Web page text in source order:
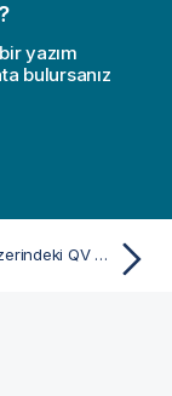
yazım
bulursanız
QV-Server üzerindeki QV Belgelerinde Makro Kullanma